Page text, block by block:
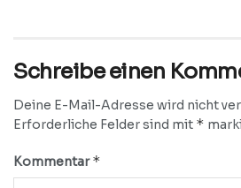
Schreibe einen
Deine E-Mail-Adresse wird nicht
Erforderliche Felder sind mit *
Kommentar*